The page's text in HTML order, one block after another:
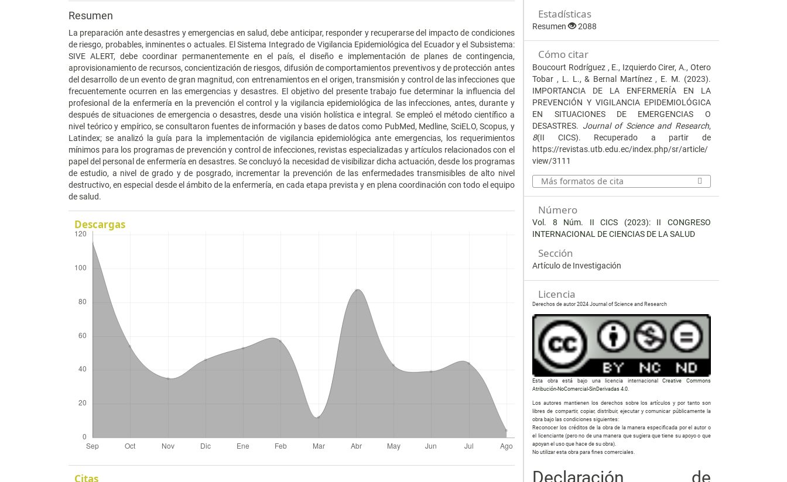
Resumen
La preparación ante desastres y emergencias en salud, debe anticipar, responder y recuperarse del impacto de condiciones
de riesgo, probables, inminentes o actuales. El Sistema Integrado de Vigilancia Epidemiológica del Ecuador y el Subsistema:
SIVE ALERT, debe coordinar permanentemente en el país, el diseño e implementación de planes de contingencia,
aprovisionamiento de recursos, concientización de riesgos, difusión de comportamientos preventivos y de protección antes
del desarrollo de un evento de gran magnitud, con entrenamientos en el origen, transmisión y control de las infecciones que
frecuentemente ocurren en las emergencias y desastres. El objetivo del presente trabajo fue determinar la influencia del
profesional de la enfermería en la prevención el control y la vigilancia epidemiológica de las infecciones, antes, durante y
después de situaciones de emergencia o desastres, desde una visión holística e integral. Se empleó el método científico a
nivel teórico y empírico, se consultaron fuentes de información y bases de datos como PubMed, Medline, SciELO, Scopus, y
Latindex; se analizó la guía para la implementación de vigilancia epidemiológica ante emergencias, los requerimientos
mínimos para los programas de prevención y control de infecciones, revistas especializadas y artículos relacionados con el
papel del personal de enfermería en desastres. Se concluyó la necesidad de visibilizar dicha actuación, desde los programas
de estudio, a nivel de grado y de posgrado, incrementar la prevención de las enfermedades transmisibles de alto nivel
destructivo, en especial desde el ámbito de la enfermería, en cada etapa prevista y en plena coordinación con todo el equipo
de salud.
Descargas
Citas
Estadísticas
Resumen 2088
Cómo citar
Boucourt Rodríguez , E., Izquierdo Cirer, A., Otero
Tobar , L. L., & Bernal Martínez , E. M. (2023).
IMPORTANCIA DE LA ENFERMERÍA EN LA
PREVENCIÓN Y VIGILANCIA EPIDEMIOLÓGICA
EN SITUACIONES DE EMERGENCIAS O
DESASTRES. Journal of Science and Research,
8(II CICS). Recuperado a partir de
https://revistas.utb.edu.ec/index.php/sr/article/
view/3111
Más formatos de cita
Número
Vol. 8 Núm. II CICS (2023): II CONGRESO
INTERNACIONAL DE CIENCIAS DE LA SALUD
Sección
Artículo de Investigación
Licencia
Derechos de autor 2024 Journal of Science and Research
Esta obra está bajo una licencia internacionalCreative Commons
Atribución-NoComercial-SinDerivadas 4.0.
Los autores mantienen los derechos sobre los artículos y por tanto son
libres de compartir, copiar, distribuir, ejecutar y comunicar públicamente la
obra bajo las condiciones siguientes:
Reconocer los créditos de la obra de la manera especificada por el autor o
el licenciante (pero no de una manera que sugiera que tiene su apoyo o que
apoyan el uso que hace de su obra).
No utilizar esta obra para fines comerciales.
Declaración de